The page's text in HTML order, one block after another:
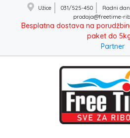
Užice 031/525-450
Radni dan
prodaja@freetime-
Besplatna dostava na
paket do
Partner